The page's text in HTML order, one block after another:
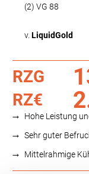
(2) VG 88
v. LiquidGold
RZG
RZ€
Hohe Leistung
Sehr guter
Mittelrahmige